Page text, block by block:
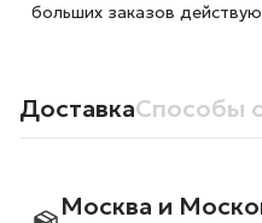
больших заказов
ДоставкаСпособы
Москва и